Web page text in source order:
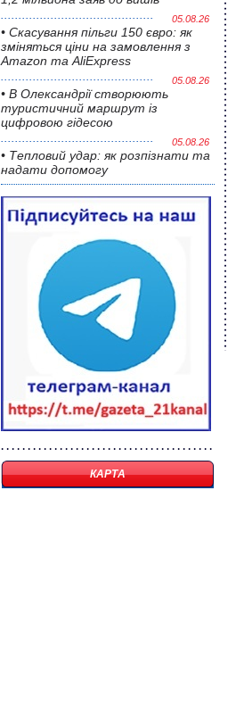
05.08.26
• Скасування пільги 150 євро: як
зміняться ціни на замовлення з
Amazon та AliExpress
05.08.26
• В Олександрії створюють
туристичний маршрут із
цифровою гідесою
05.08.26
• Тепловий удар: як розпізнати та
надати допомогу
КАРТА